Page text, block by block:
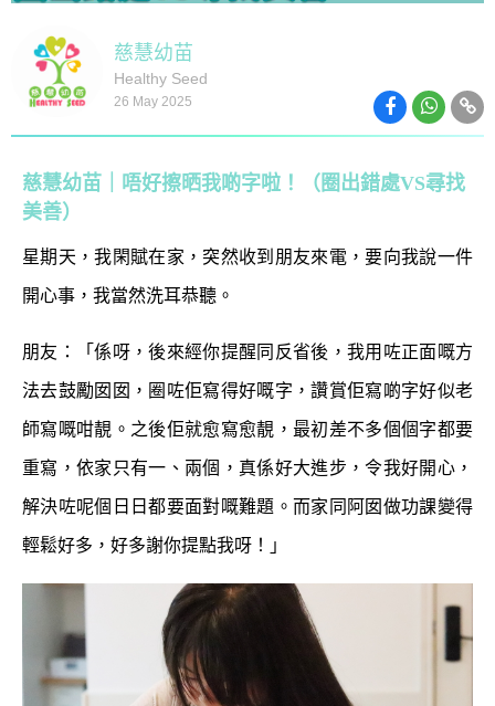
慈慧幼苗
Healthy Seed
26 May 2025
慈慧幼苗｜唔好擦晒我啲字啦！（圈出錯處VS尋找
美善）
星期天，我閑賦在家，突然收到朋友來電，要向我說一件
開心事，我當然洗耳恭聽。
朋友：「係呀，後來經你提醒同反省後，我用咗正面嘅方
法去鼓勵囡囡，圈咗佢寫得好嘅字，讚賞佢寫啲字好似老
師寫嘅咁靚。之後佢就愈寫愈靚，最初差不多個個字都要
重寫，依家只有一、兩個，真係好大進步，令我好開心，
解決咗呢個日日都要面對嘅難題。而家同阿囡做功課變得
輕鬆好多，好多謝你提點我呀！」